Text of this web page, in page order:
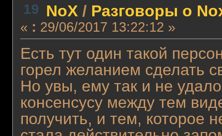
19 NoX/ Разговоры о
« : 29/06/2017 13:22:12 »
Есть тут один такой
горел желанием сделать
Но увы, ему так и не
консенсусу между тем
получить, и тем, которое